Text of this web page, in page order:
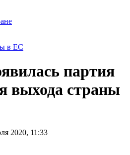
в ЕС
партия
выхода страны
2020, 11:33